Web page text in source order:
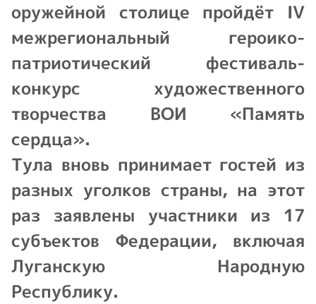
оружейной столице пройдёт IV
межрегиональный героико-
патриотический фестиваль-
конкурс художественного
творчества ВОИ «Память
сердца».
Тула вновь принимает гостей из
разных уголков страны, на этот
раз заявлены участники из 17
субъектов Федерации, включая
Луганскую Народную
Республику.